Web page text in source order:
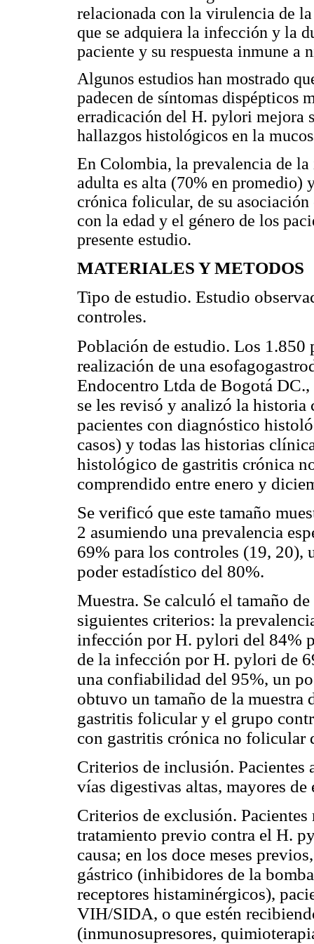
relacionada con la virulencia de
que se adquiera la infección y la
paciente y su respuesta inmune a
Algunos estudios han mostrado
padecen de síntomas dispépticos
erradicación del H. pylori mejora
hallazgos histológicos en la
En Colombia, la prevalencia de
adulta es alta (70% en promedio)
crónica folicular, de su
con la edad y el género de los
presente estudio.
MATERIALES Y METODOS
Tipo de estudio. Estudio
controles.
Población de estudio. Los 1.850
realización de una
Endocentro Ltda de Bogotá
se les revisó y analizó la historia
pacientes con diagnóstico
casos) y todas las historias
histológico de gastritis crónica
comprendido entre enero y
Se verificó que este tamaño
2 asumiendo una prevalencia
69% para los controles (19,
poder estadístico del 80%.
Muestra. Se calculó el tamaño
siguientes criterios: la
infección por H. pylori del 84%
de la infección por H. pylori de
una confiabilidad del 95%, un
obtuvo un tamaño de la muestra
gastritis folicular y el grupo
con gastritis crónica no folicular
Criterios de inclusión. Pacientes
vías digestivas altas, mayores
Criterios de exclusión.
tratamiento previo contra el H.
causa; en los doce meses
gástrico (inhibidores de la
receptores histaminérgicos),
VIH/SIDA, o que estén
(inmunosupresores,